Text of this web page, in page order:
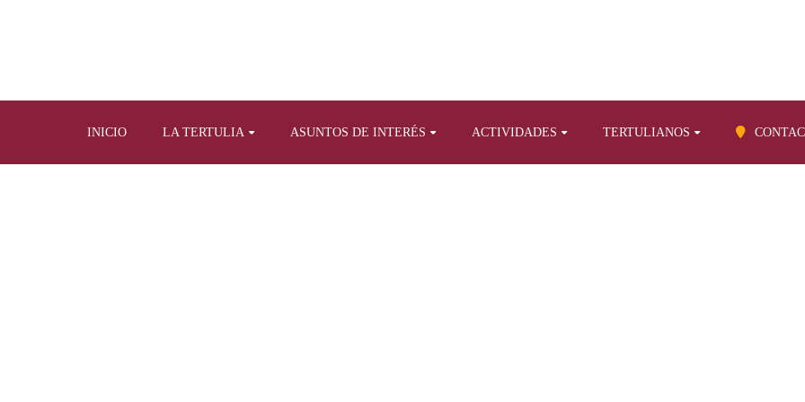
INICIO LA TERTULIA ASUNTOS DE INTERÉS ACTIVIDADES TERTULIANOS